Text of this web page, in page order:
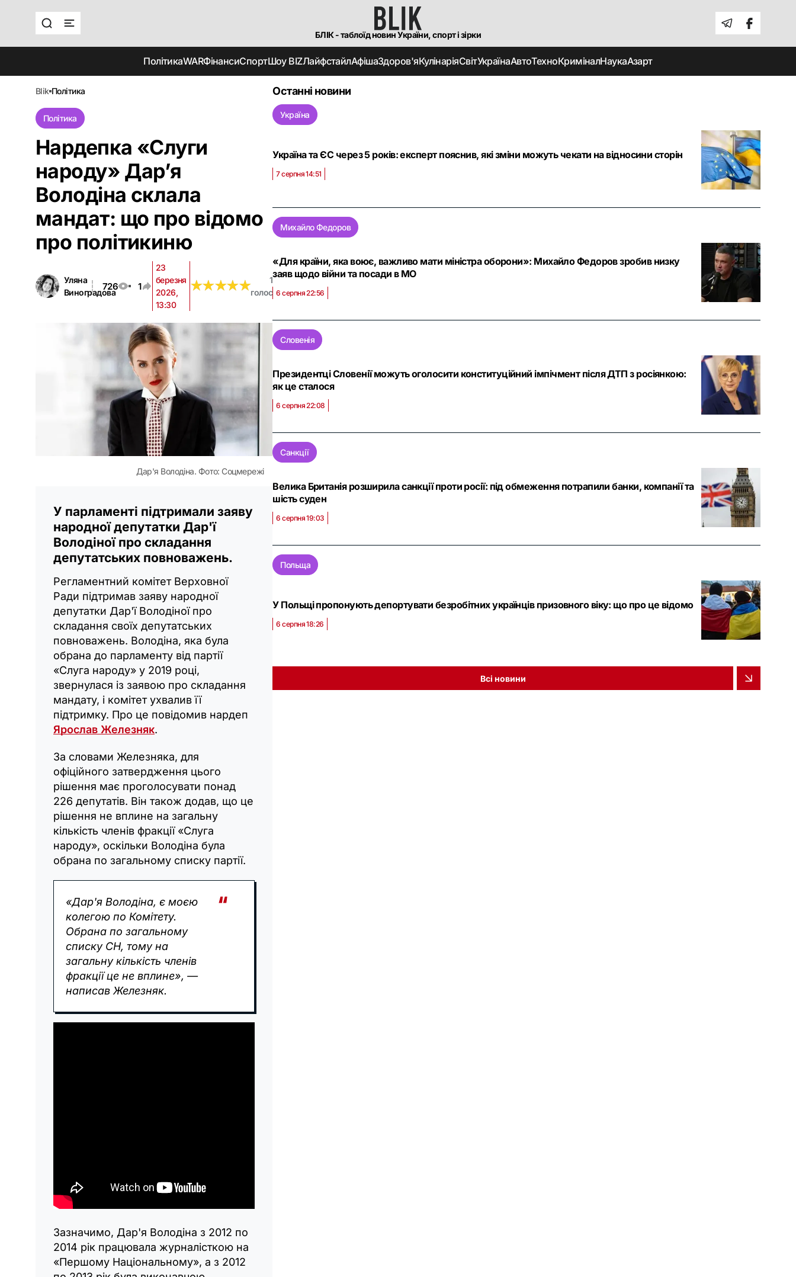
БЛІК - таблоїд новин України, спорт і зірки
ПолітикаWARФінансиСпортШоу BIZЛайфстайлАфішаЗдоров'яКулінаріяСвітУкраїнаАвтоТехноКриміналНаукаАзарт
blik політика
Політика
Нардепка «Слуги
народу» Дар’я
Володіна склала
мандат: що про відомо
про політикиню
Уляна
Виноградова
726 1
23
березня
2026,
13:30
★★★★★
★★★★★
1
голос
Дар'я Володіна. Фото: Соцмережі
У парламенті підтримали заяву
народної депутатки Дар'ї
Володіної про складання
депутатських повноважень.
Регламентний комітет Верховної
Ради підтримав заяву народної
депутатки Дар'ї Володіної про
складання своїх депутатських
повноважень. Володіна, яка була
обрана до парламенту від партії
«Слуга народу» у 2019 році,
звернулася із заявою про складання
мандату, і комітет ухвалив її
підтримку. Про це повідомив нардеп
Ярослав Железняк.
За словами Железняка, для
офіційного затвердження цього
рішення має проголосувати понад
226 депутатів. Він також додав, що це
рішення не вплине на загальну
кількість членів фракції «Слуга
народу», оскільки Володіна була
обрана по загальному списку партії.
«Дар'я Володіна, є моєю
колегою по Комітету.
Обрана по загальному
списку СН, тому на
загальну кількість членів
фракції це не вплине», —
написав Железняк.
Зазначимо, Дар'я Володіна з 2012 по
2014 рік працювала журналісткою на
«Першому Національному», а з 2012
Останні новини
Україна
Україна та ЄС через 5 років: експерт пояснив, які зміни можуть чекати на відносини сторін
7 серпня 14:51
Михайло Федоров
«Для країни, яка воює, важливо мати міністра оборони»: Михайло Федоров зробив низку
заяв щодо війни та посади в МО
6 серпня 22:56
Словенія
Президентці Словенії можуть оголосити конституційний імпічмент після ДТП з росіянкою:
як це сталося
6 серпня 22:08
Санкції
Велика Британія розширила санкції проти росії: під обмеження потрапили банки, компанії та
шість суден
6 серпня 19:03
Польща
У Польщі пропонують депортувати безробітних українців призовного віку: що про це відомо
6 серпня 18:26
Всі новини